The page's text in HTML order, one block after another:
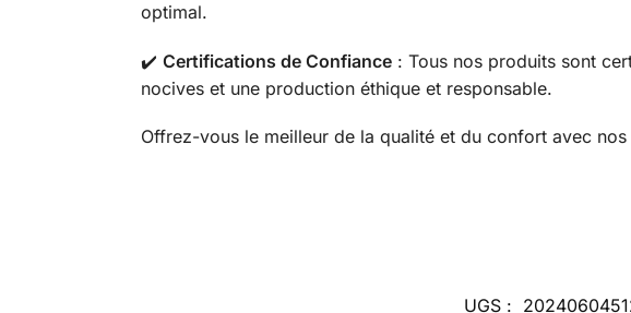
optimal.
✔️ Certifications de Confiance: Tous nos produits sont
nocives et une production éthique et responsable.
Offrez-vous le meilleur de la qualité et du confort avec
UGS :